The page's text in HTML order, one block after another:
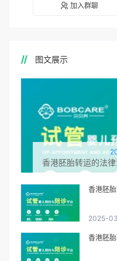
加入群聊
图文展示
香港胚胎转运的法
香港胚
2025-
香港胚